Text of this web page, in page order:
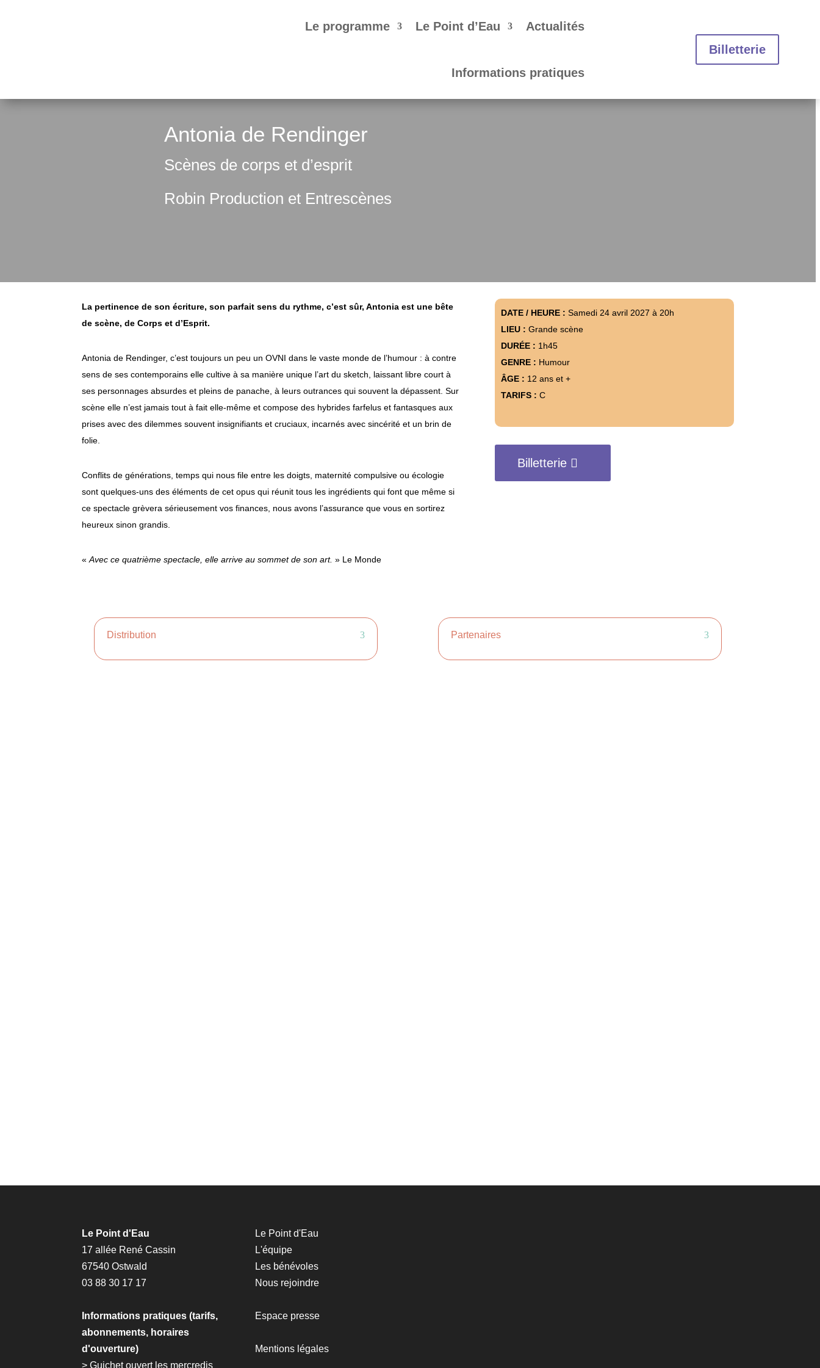
Le programme Le Point d’Eau Actualités
Informations pratiques
Billetterie
Antonia de Rendinger
Scènes de corps et d’esprit
Robin Production et Entrescènes
La pertinence de son écriture, son parfait sens du rythme, c’est sûr, Antonia est une bête
de scène, de Corps et d’Esprit.
Antonia de Rendinger, c’est toujours un peu un OVNI dans le vaste monde de l’humour : à contre
sens de ses contemporains elle cultive à sa manière unique l’art du sketch, laissant libre court à
ses personnages absurdes et pleins de panache, à leurs outrances qui souvent la dépassent. Sur
scène elle n’est jamais tout à fait elle-même et compose des hybrides farfelus et fantasques aux
prises avec des dilemmes souvent insignifiants et cruciaux, incarnés avec sincérité et un brin de
folie.
Conflits de générations, temps qui nous file entre les doigts, maternité compulsive ou écologie
sont quelques-uns des éléments de cet opus qui réunit tous les ingrédients qui font que même si
ce spectacle grèvera sérieusement vos finances, nous avons l’assurance que vous en sortirez
heureux sinon grandis.
« Avec ce quatrième spectacle, elle arrive au sommet de son art. » Le Monde
DATE / HEURE : Samedi 24 avril 2027 à 20h
LIEU : Grande scène
DURÉE : 1h45
GENRE : Humour
ÂGE : 12 ans et +
TARIFS : C
Billetterie
Distribution Partenaires
Le Point d'Eau
17 allée René Cassin
67540 Ostwald
03 88 30 17 17
Informations pratiques (tarifs,
abonnements, horaires
d'ouverture)
> Guichet ouvert les mercredis
Le Point d'Eau
L'équipe
Les bénévoles
Nous rejoindre
Espace presse
Mentions légales